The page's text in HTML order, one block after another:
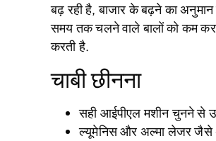
बढ़ रही है, बाजार के बढ़ने का अनुमान
समय तक चलने वाले बालों को कम
करती है.
चाबी छीनना
सही आईपीएल मशीन चुनने से
ल्यूमेनिस और अल्मा लेजर जैसे